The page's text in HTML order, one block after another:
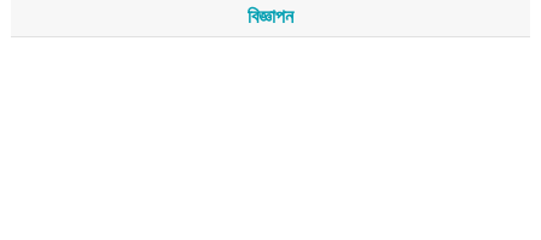
বিজ্ঞাপন